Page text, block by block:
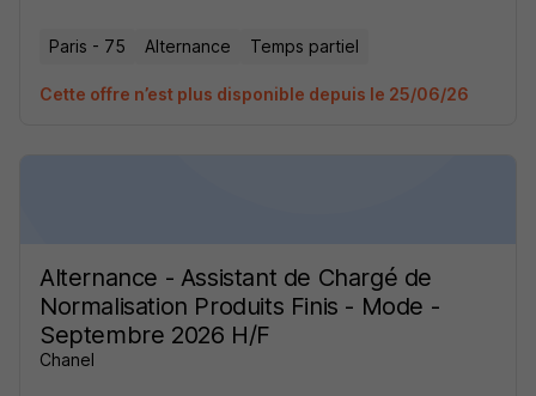
Paris - 75 Alternance Temps partiel
Cette offre n’est plus disponible depuis le 25/06/26
Alternance - Assistant de Chargé de
Normalisation Produits Finis - Mode -
Septembre 2026 H/F
Chanel